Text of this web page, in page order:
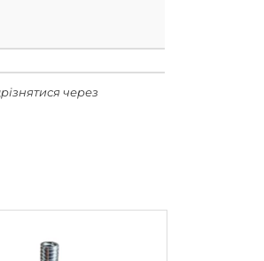
через